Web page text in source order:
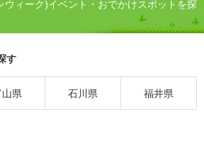
ウィーク)イベント・おでかけスポットを探
す
県 石川県 福井県